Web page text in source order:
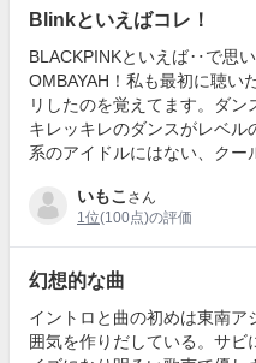
Blinkといえばコレ！
BLACKPINKといえば‥で思
OMBAYAH！私も最初に聴い
リしたのを覚えてます。ダン
キレッキレのダンスがレベ
系のアイドルにはない、クー
いもこ さん
1位(100点)の評価
幻想的な曲
イントロと曲の初めは東南
囲気を作りだしている。サビ